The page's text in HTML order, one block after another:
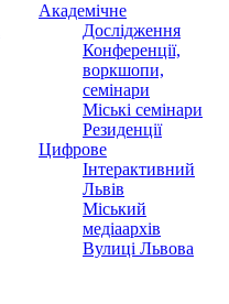
Академічне
Дослідження
Конференції,
воркшопи,
семінари
Міські семінари
Резиденції
Цифрове
Інтерактивний
Львів
Міський
медіаархів
Вулиці Львова